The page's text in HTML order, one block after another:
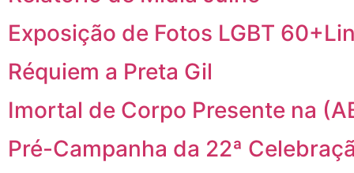
Exposição de Fotos LGBT
Réquiem a Preta Gil
Imortal de Corpo Presente na
Pré-Campanha da 22ª